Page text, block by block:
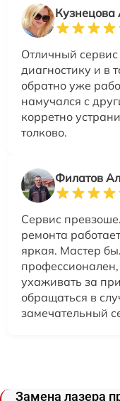
Кузнецова
Отличный
диагностику и в
обратно уже
намучался с
корретно
толково.
Филатов
Сервис
ремонта
яркая. Мастер
ухаживать за
обращаться в
замечательный
Замена лазера